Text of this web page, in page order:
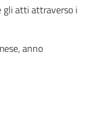
gli atti attraverso i
anno